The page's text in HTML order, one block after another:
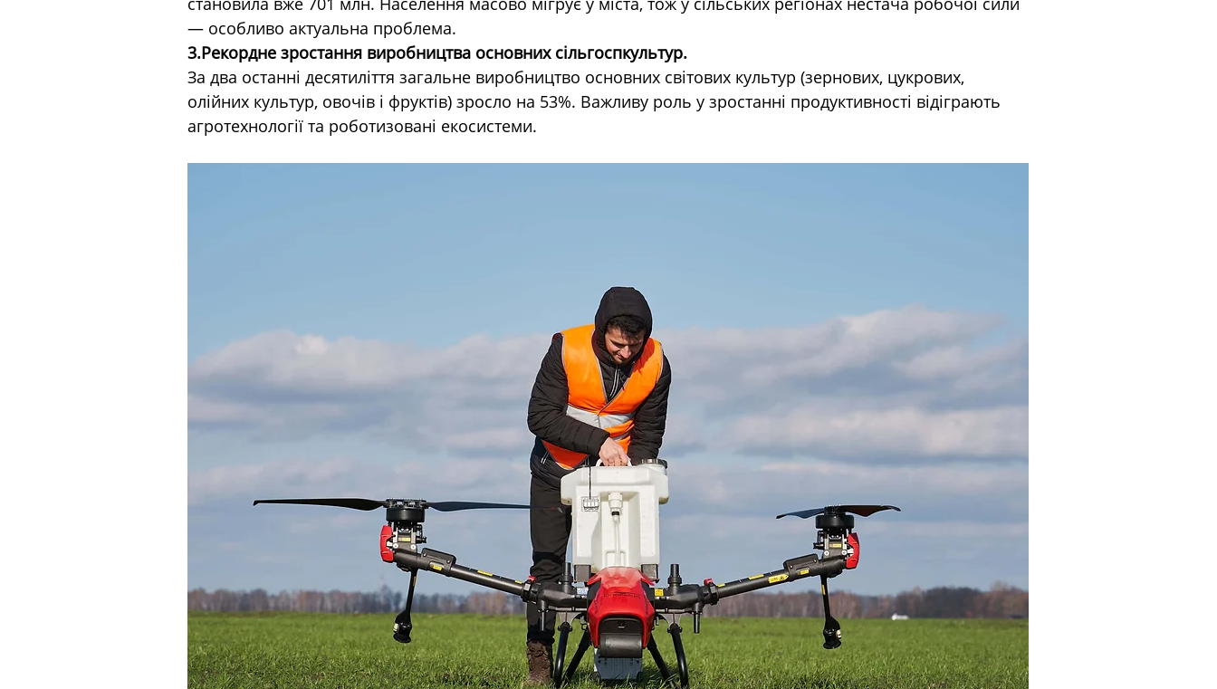
— особливо актуальна проблема.
3.Рекордне зростання виробництва основних сільгоспкультур.
За два останні десятиліття загальне виробництво основних світових культур (зернових, цукрових,
олійних культур, овочів і фруктів) зросло на 53%. Важливу роль у зростанні продуктивності відіграють
агротехнології та роботизовані екосистеми.